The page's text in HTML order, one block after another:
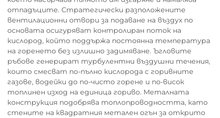
отпадъците. Стратегически разположените
вентилационни отвори за подаване на въздух по
основата осигуряват контролиран поток на
кислород, който поддържа постоянна температура
на горенето без излишно задимяване. Ъгловите
ръбове генерират турбулентни въздушни течения,
които смесват по-пълно кислорода с горивните
газове, водейки до по-чисто горене и по-висок
топлинен изход на единица гориво. Металната
конструкция подобрява топлопроводността, като
стените на квадратния метален огън за открито